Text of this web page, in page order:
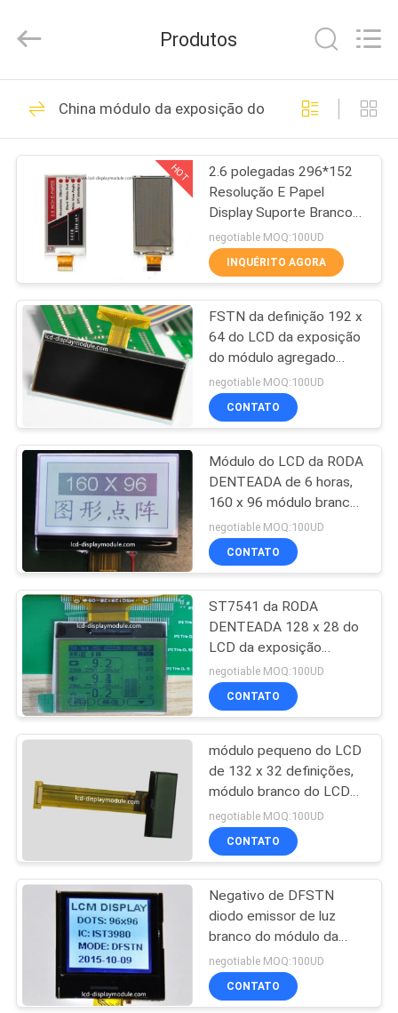
CASA
PRODUTOS
VÍDEOS
QUEM
SOMOS
FÁBRICA
CONTROLE
DE
QUALIDADE
FALE
CONOSCO
NOTÍCIAS
PEDIR UM
ORÇAMENTO
SITE
POLÍTICA
PRIVACIDADE
Tree
Technology.
Reserved.
módulo de tela TFT
LCD
37
módulo do lcd da
roda denteada
26
módulo gráfico do
lcd
24
Módulo da
exposição do LCD
da matriz de ponto
módulo da
exposição do lcd
21
Produtos
China módulo da exposição do lcd
HOT
2.6 polegadas 296*152
Resolução E Papel
Display Suporte Branco
Vermelho Preto Cor
negotiable MOQ:100UD
INQUÉRITO AGORA
FSTN da definição 192 x
64 do LCD da exposição
do módulo agregado
familiar do verde amarelo
da RODA DENTEADA
negotiable MOQ:100UD
CONTATO
Módulo do LCD da RODA
DENTEADA de 6 horas,
160 x 96 módulo branco
do diodo emissor de luz
FSTN LCD do ISO 14001
negotiable MOQ:100UD
CONTATO
ST7541 da RODA
DENTEADA 128 x 28 do
LCD da exposição
motorista IC do módulo
negotiable MOQ:100UD
CONTATO
módulo pequeno do LCD
de 132 x 32 definições,
módulo branco do LCD
da RODA DENTEADA do
diodo emissor de luz de
ISO14001 FSTN
negotiable MOQ:100UD
CONTATO
Negativo de DFSTN
diodo emissor de luz
branco do módulo da
exposição de 96 x de 96
LCD uma visão de
22.135mm * 22,135
negotiable MOQ:100UD
CONTATO